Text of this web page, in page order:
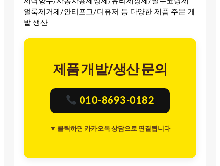
얼룩제거제/안티포그/디퓨저 등 다양한 제품 주문 개
발 생산
제품 개발/생산 문의
010-8693-0182
▼ 클릭하면 카카오톡 상담으로 연결됩니다